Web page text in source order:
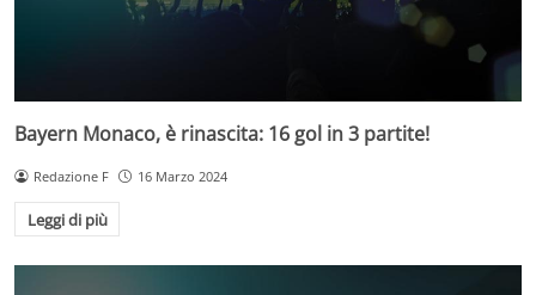
Bayern Monaco, è rinascita: 16 gol in 3 partite!
Redazione F 16 Marzo 2024
Leggi di più